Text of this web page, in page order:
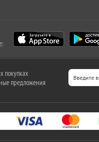
покупках
предложения